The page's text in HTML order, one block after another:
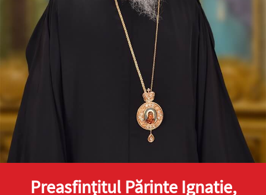
Preasfinţitul Părinte Ignatie,